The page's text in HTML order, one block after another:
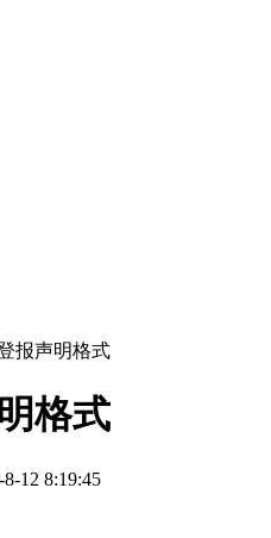
报声明格式
格式
12 8:19:45